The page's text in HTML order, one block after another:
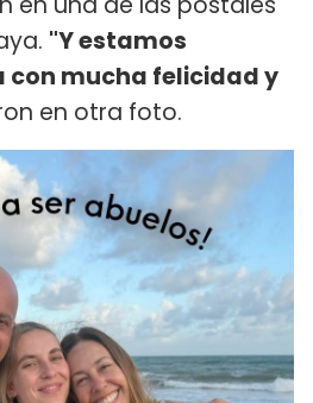
"Y estamos
mucha felicidad y
en otra foto.